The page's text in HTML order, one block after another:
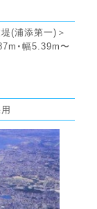
(浦添第一)＞
・幅5.39m〜